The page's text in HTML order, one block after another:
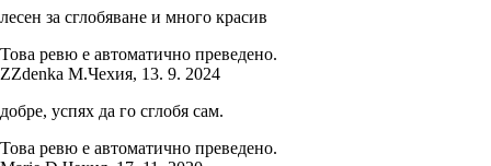
лесен за сглобяване и много красив
Това ревю е автоматично преведено.
ZZdenka M.Чехия, 13. 9. 2024
добре, успях да го сглобя сам.
Това ревю е автоматично преведено.